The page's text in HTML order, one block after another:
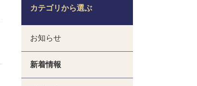
カテゴリから選ぶ
お知らせ
新着情報